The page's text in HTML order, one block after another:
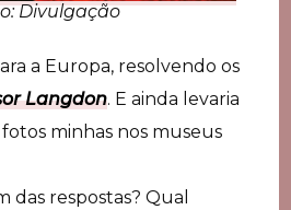
Divulgação
a Europa, resolvendo os
Langdon. E ainda levaria
minhas nos museus
das respostas? Qual